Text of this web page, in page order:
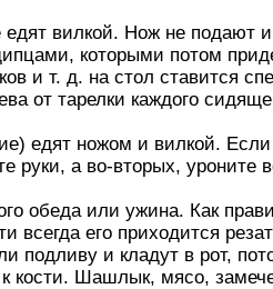
едят вилкой. Нож не подают
которыми потом
и т. д. на стол ставится
от тарелки каждого
едят ножом и вилкой.
руки, а во-вторых, уроните
обеда или ужина. Как
всегда его приходится
подливу и кладут в рот,
кости. Шашлык, мясо,